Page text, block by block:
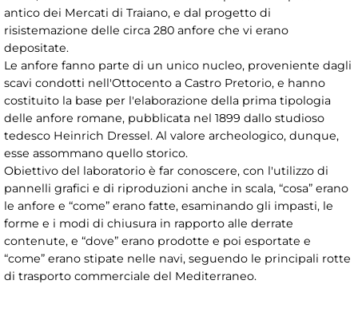
antico dei Mercati di Traiano, e dal progetto di
risistemazione delle circa 280 anfore che vi erano
depositate.
Le anfore fanno parte di un unico nucleo, proveniente dagli
scavi condotti nell'Ottocento a Castro Pretorio, e hanno
costituito la base per l'elaborazione della prima tipologia
delle anfore romane, pubblicata nel 1899 dallo studioso
tedesco Heinrich Dressel. Al valore archeologico, dunque,
esse assommano quello storico.
Obiettivo del laboratorio è far conoscere, con l'utilizzo di
pannelli grafici e di riproduzioni anche in scala, “cosa” erano
le anfore e “come” erano fatte, esaminando gli impasti, le
forme e i modi di chiusura in rapporto alle derrate
contenute, e “dove” erano prodotte e poi esportate e
“come” erano stipate nelle navi, seguendo le principali rotte
di trasporto commerciale del Mediterraneo.